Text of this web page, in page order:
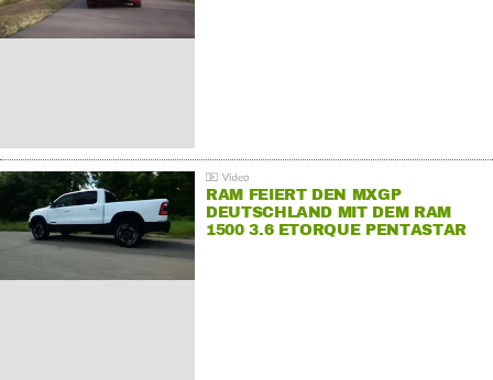
RAM FEIERT DEN MXGP
DEUTSCHLAND MIT DEM RAM
1500 3.6 ETORQUE PENTASTAR